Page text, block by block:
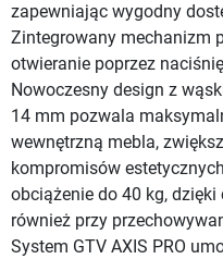
zapewniając wygodny
Zintegrowany mechanizm
otwieranie poprzez
Nowoczesny design z
14 mm pozwala
wewnętrzną mebla,
kompromisów
obciążenie do 40 kg,
również przy
System GTV AXIS PRO